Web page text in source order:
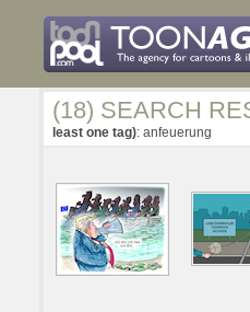
(18) SEARCH
least one tag): anfeuerung